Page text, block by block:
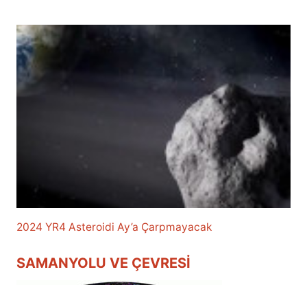
2024 YR4 Asteroidi Ay’a Çarpmayacak
SAMANYOLU VE ÇEVRESI